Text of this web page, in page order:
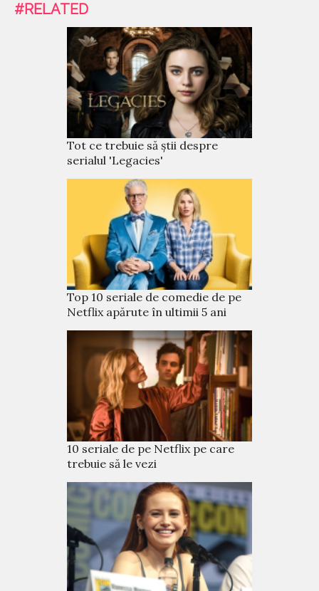
#RELATED
Tot ce trebuie să știi despre
serialul 'Legacies'
Top 10 seriale de comedie de pe
Netflix apărute în ultimii 5 ani
10 seriale de pe Netflix pe care
trebuie să le vezi